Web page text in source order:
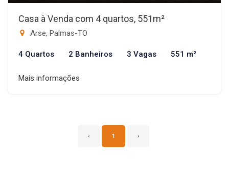
Casa à Venda com 4 quartos, 551m²
Arse, Palmas-TO
4 Quartos 2 Banheiros 3 Vagas 551 m²
Mais informações
‹ 1 ›